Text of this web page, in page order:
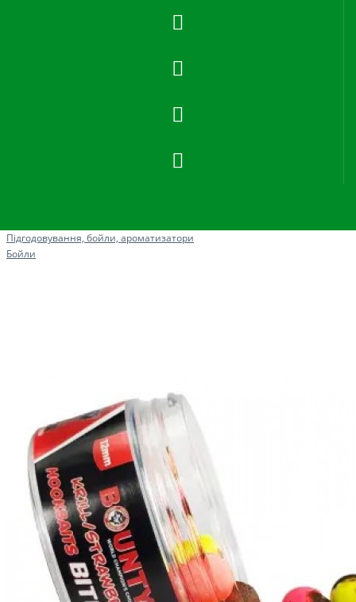
Підгодовування, бойли, ароматизатори
Бойли